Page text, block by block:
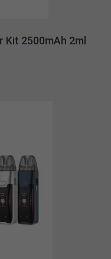
Kit 2500mAh 2ml